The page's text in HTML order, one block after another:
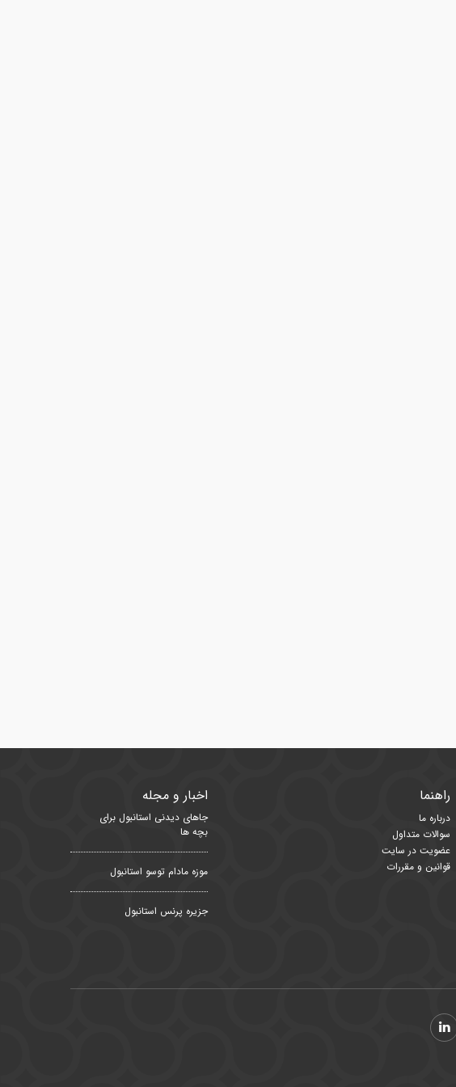
راهنما
درباره ما
سوالات متداول
عضویت در سایت
قوانین و مقررات
اخبار و مجله
جاهای دیدنی استانبول برای
بچه ها
موزه مادام توسو استانبول
جزیره پرنس استانبول